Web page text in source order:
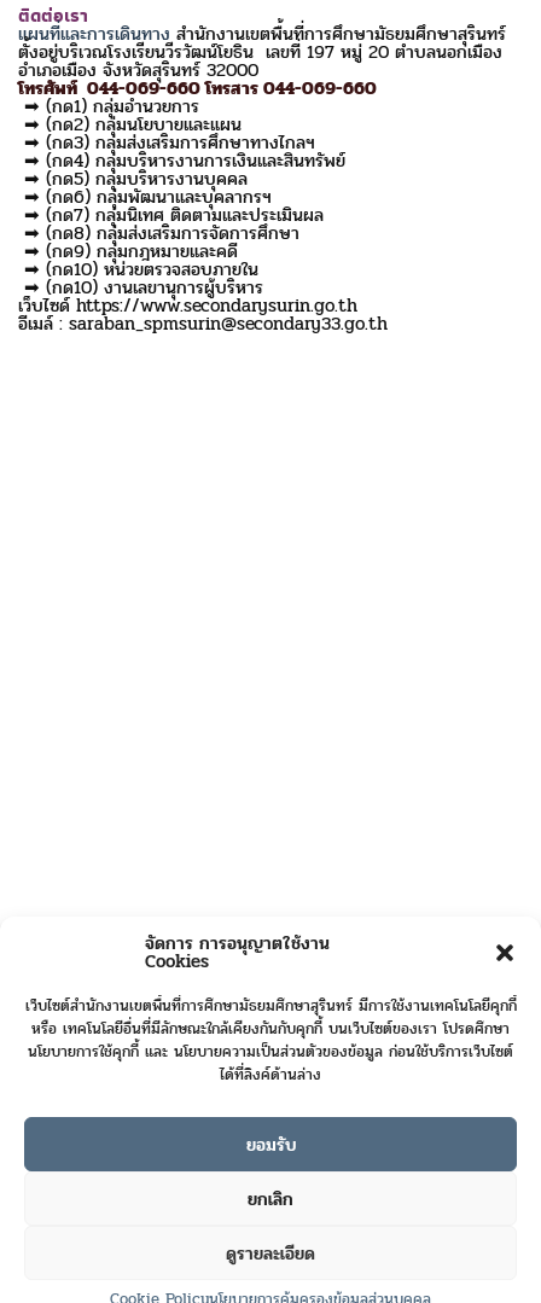
จัดการ การอนุญาตใช้งาน
Cookies
เว็บไซต์สำนักงานเขตพื้นที่การศึกษามัธยมศึกษาสุรินทร์ มีการใช้งานเทคโนโลยีคุกกี้
หรือ เทคโนโลยีอื่นที่มีลักษณะใกล้เคียงกันกับคุกกี้ บนเว็บไซต์ของเรา โปรดศึกษา
นโยบายการใช้คุกกี้ และ นโยบายความเป็นส่วนตัวของข้อมูล ก่อนใช้บริการเว็บไซต์
ได้ที่ลิงค์ด้านล่าง
ยอมรับ
ยกเลิก
ดูรายละเอียด
ติดต่อเรา
แผนที่และการเดินทางสำนักงานเขตพื้นที่การศึกษามัธยมศึกษาสุรินทร์
ตั้งอยู่บริเวณโรงเรียนวีรวัฒน์โยธิน เลขที่ 197 หมู่ 20 ตำบลนอกเมือง
อำเภอเมือง จังหวัดสุรินทร์ 32000
โทรศัพท์ 044-069-660 โทรสาร 044-069-660
➡ (กด1) กลุ่มอำนวยการ
➡ (กด2) กลุ่มนโยบายและแผน
➡ (กด3) กลุ่มส่งเสริมการศึกษาทางไกลฯ
➡ (กด4) กลุ่มบริหารงานการเงินและสินทรัพย์
➡ (กด5) กลุ่มบริหารงานบุคคล
➡ (กด6) กลุ่มพัฒนาและบุคลากรฯ
➡ (กด7) กลุ่มนิเทศ ติดตามและประเมินผล
➡ (กด8) กลุ่มส่งเสริมการจัดการศึกษา
➡ (กด9) กลุ่มกฎหมายและคดี
➡ (กด10) หน่วยตรวจสอบภายใน
➡ (กด10) งานเลขานุการผู้บริหาร
เว็บไซด์ https://www.secondarysurin.go.th
อีเมล์ : saraban_spmsurin@secondary33.go.th
422676 Contact us